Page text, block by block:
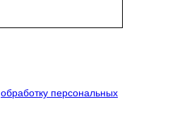
обработку персональных